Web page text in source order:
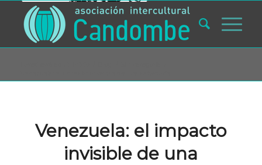
Venezuela: el impacto
invisible de una